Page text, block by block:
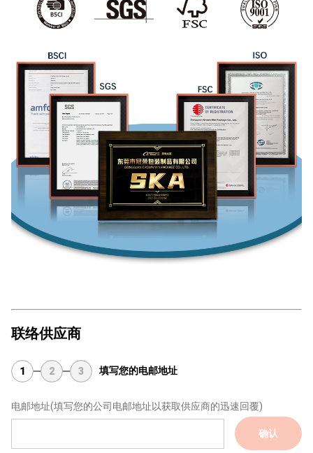
联络供应商
1 2 3 填写您的电邮地址
电邮地址(填写您的公司电邮地址以获取供应商的迅速回覆)
确认